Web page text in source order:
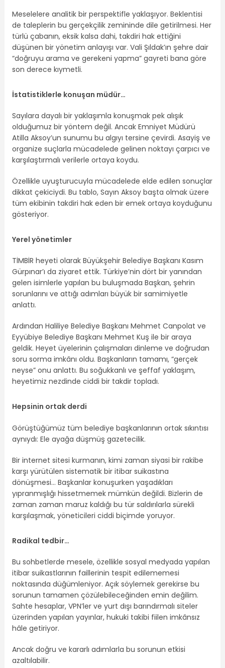
Meselelere analitik bir perspektifle yaklaşıyor. Beklentisi
de taleplerin bu gerçekçilik zemininde dile getirilmesi. Her
türlü çabanın, eksik kalsa dahi, takdiri hak ettiğini
düşünen bir yönetim anlayışı var. Vali Şıldak’ın şehre dair
“doğruyu arama ve gerekeni yapma” gayreti bana göre
son derece kıymetli.
İstatistiklerle konuşan müdür…
Sayılara dayalı bir yaklaşımla konuşmak pek alışık
olduğumuz bir yöntem değil. Ancak Emniyet Müdürü
Atilla Aksoy’un sunumu bu algıyı tersine çevirdi. Asayiş ve
organize suçlarla mücadelede gelinen noktayı çarpıcı ve
karşılaştırmalı verilerle ortaya koydu.
Özellikle uyuşturucuyla mücadelede elde edilen sonuçlar
dikkat çekiciydi. Bu tablo, Sayın Aksoy başta olmak üzere
tüm ekibinin takdiri hak eden bir emek ortaya koyduğunu
gösteriyor.
Yerel yönetimler
TİMBİR heyeti olarak Büyükşehir Belediye Başkanı Kasım
Gürpınar’ı da ziyaret ettik. Türkiye’nin dört bir yanından
gelen isimlerle yapılan bu buluşmada Başkan, şehrin
sorunlarını ve attığı adımları büyük bir samimiyetle
anlattı.
Ardından Haliliye Belediye Başkanı Mehmet Canpolat ve
Eyyübiye Belediye Başkanı Mehmet Kuş ile bir araya
geldik. Heyet üyelerinin çalışmaları dinleme ve doğrudan
soru sorma imkânı oldu. Başkanların tamamı, “gerçek
neyse” onu anlattı. Bu soğukkanlı ve şeffaf yaklaşım,
heyetimiz nezdinde ciddi bir takdir topladı.
Hepsinin ortak derdi
Görüştüğümüz tüm belediye başkanlarının ortak sıkıntısı
aynıydı: Ele ayağa düşmüş gazetecilik.
Bir internet sitesi kurmanın, kimi zaman siyasi bir rakibe
karşı yürütülen sistematik bir itibar suikastına
dönüşmesi… Başkanlar konuşurken yaşadıkları
yıpranmışlığı hissetmemek mümkün değildi. Bizlerin de
zaman zaman maruz kaldığı bu tür saldırılarla sürekli
karşılaşmak, yöneticileri ciddi biçimde yoruyor.
Radikal tedbir…
Bu sohbetlerde mesele, özellikle sosyal medyada yapılan
itibar suikastlarının faillerinin tespit edilememesi
noktasında düğümleniyor. Açık söylemek gerekirse bu
sorunun tamamen çözülebileceğinden emin değilim.
Sahte hesaplar, VPN’ler ve yurt dışı barındırmalı siteler
üzerinden yapılan yayınlar, hukuki takibi fiilen imkânsız
hâle getiriyor.
Ancak doğru ve kararlı adımlarla bu sorunun etkisi
azaltılabilir.